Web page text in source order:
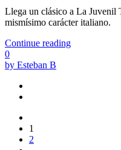
Llega un clásico a La Juvenil
mismísimo carácter italiano.
Continue reading
0
by Esteban B
1
2